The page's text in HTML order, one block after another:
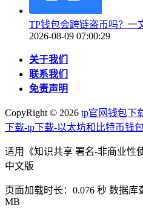
TP钱包会跨链盗币吗？一
2026-08-09 07:00:29
关于我们
联系我们
免责声明
CopyRight © 2026 tp官网钱包下
下载-tp下载-以太坊和比特币钱
适用《知识共享 署名-非商业性
中文版
页面加载时长：0.076 秒 数据库
MB